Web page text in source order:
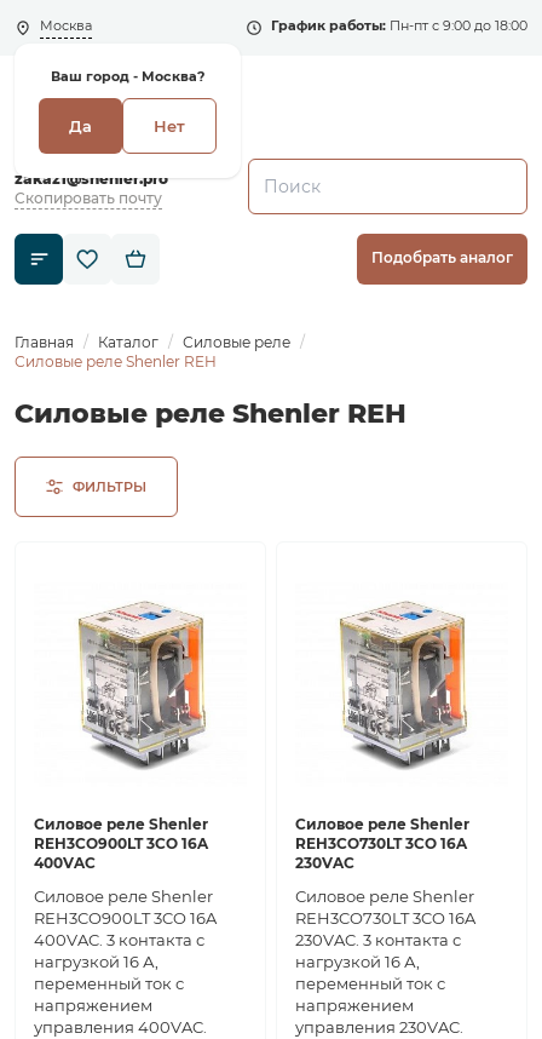
Москва
Ваш город - Москва?
Да Нет
График работы: Пн-пт с 9:00 до 18:00
+7 (495) 135-135-5
zakaz1@shenler.pro
Скопировать почту
Подобрать аналог
Главная Каталог
Силовые реле
Силовые реле Shenler REH
Силовые реле Shenler REH
ФИЛЬТРЫ
Силовое реле Shenler
REH3CO900LT 3CO 16A
400VAC
Силовое реле Shenler
REH3CO900LT 3CO 16A
400VAC. 3 контакта с
нагрузкой 16 А,
переменный ток с
напряжением
управления 400VAC.
Силовое реле Shenler
REH3CO730LT 3CO 16A
230VAC
Силовое реле Shenler
REH3CO730LT 3CO 16A
230VAC. 3 контакта с
нагрузкой 16 А,
переменный ток с
напряжением
управления 230VAC.